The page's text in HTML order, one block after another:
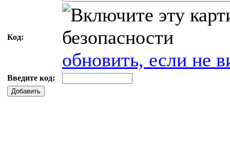
Код:
обновить, если не
Введите код:
Добавить